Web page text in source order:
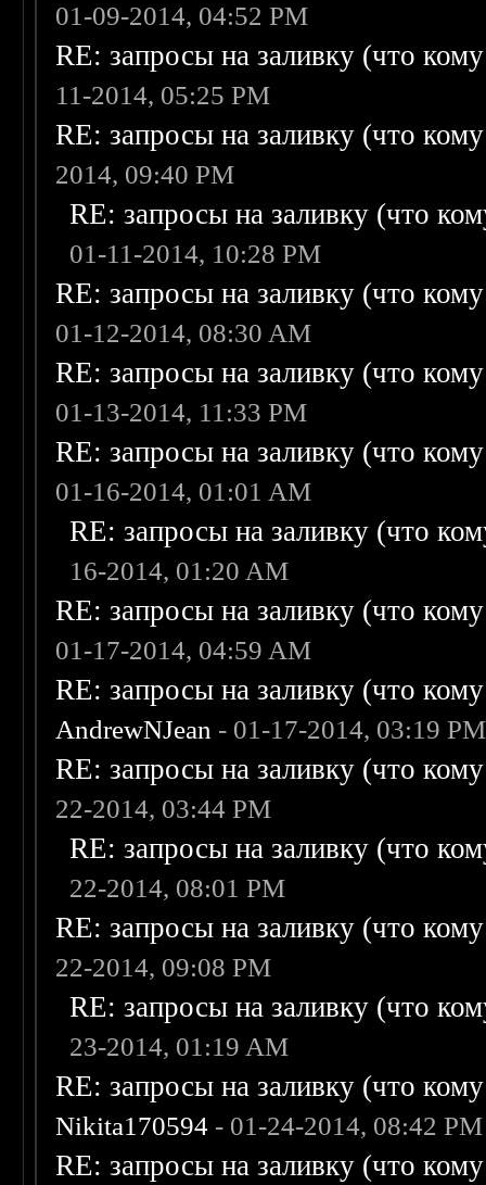
01-09-2014, 04:52 PM
RE: запросы на заливку (что
11-2014, 05:25 PM
RE: запросы на заливку (что
2014, 09:40 PM
RE: запросы на заливку (что
01-11-2014, 10:28 PM
RE: запросы на заливку (что
01-12-2014, 08:30 AM
RE: запросы на заливку (что
01-13-2014, 11:33 PM
RE: запросы на заливку (что
01-16-2014, 01:01 AM
RE: запросы на заливку (что
16-2014, 01:20 AM
RE: запросы на заливку (что
01-17-2014, 04:59 AM
RE: запросы на заливку (что
AndrewNJean - 01-17-2014, 03:19 PM
RE: запросы на заливку (что
22-2014, 03:44 PM
RE: запросы на заливку (что
22-2014, 08:01 PM
RE: запросы на заливку (что
22-2014, 09:08 PM
RE: запросы на заливку (что
23-2014, 01:19 AM
RE: запросы на заливку (что
Nikita170594 - 01-24-2014, 08:42 PM
RE: запросы на заливку (что